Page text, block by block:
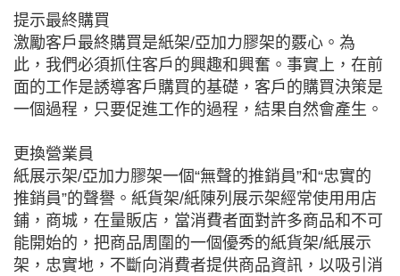
提示最終購買
激勵客戶最終購買是紙架/亞加力膠架的覈心。為
此，我們必須抓住客戶的興趣和興奮。事實上，在前
面的工作是誘導客戶購買的基礎，客戶的購買決策是
一個過程，只要促進工作的過程，結果自然會產生。
更換營業員
紙展示架/亞加力膠架一個“無聲的推銷員”和“忠實的
推銷員”的聲譽。紙貨架/紙陳列展示架經常使用用店
鋪，商城，在量販店，當消費者面對許多商品和不可
能開始的，把商品周圍的一個優秀的紙貨架/紙展示
架，忠實地，不斷向消費者提供商品資訊，以吸引消